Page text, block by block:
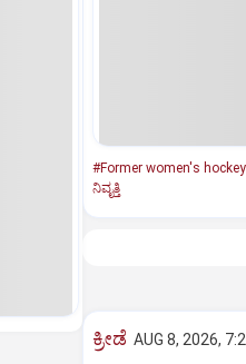
#Former women's
ನಿವೃತ್ತಿ
ಕ್ರೀಡೆ AUG 8, 2026,